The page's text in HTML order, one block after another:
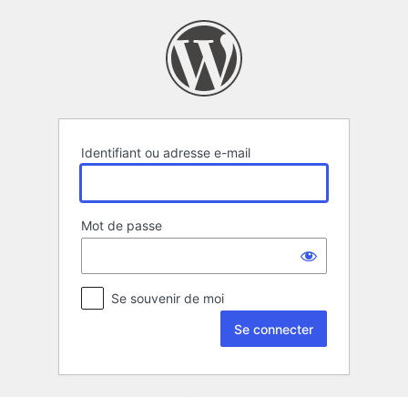
Identifiant ou adresse e-mail
Mot de passe
Se souvenir de moi